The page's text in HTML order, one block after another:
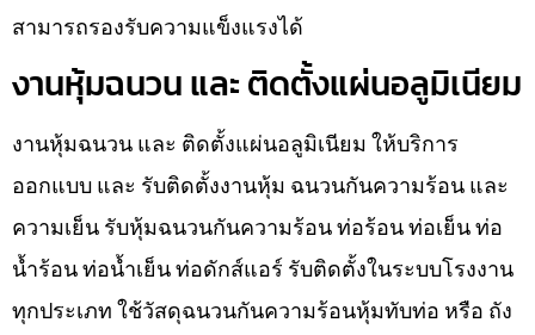
สามารถรองรับความแข็งแรงได้
งานหุ้มฉนวน และ ติดตั้งแผ่นอลูมิเนียม
งานหุ้มฉนวน และ ติดตั้งแผ่นอลูมิเนียม ให้บริการ
ออกแบบ และ รับติดตั้งงานหุ้ม ฉนวนกันความร้อน และ
ความเย็น รับหุ้มฉนวนกันความร้อน ท่อร้อน ท่อเย็น ท่อ
น้ำร้อน ท่อน้ำเย็น ท่อดักส์แอร์ รับติดตั้งในระบบโรงงาน
ทุกประเภท ใช้วัสดุฉนวนกันความร้อนหุ้มทับท่อ หรือ ถัง